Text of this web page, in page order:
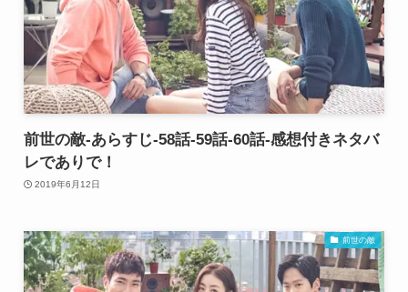
前世の敵-あらすじ-58話-59話-60話-感想付きネタバ
レでありで！
2019年6月12日
前世の敵